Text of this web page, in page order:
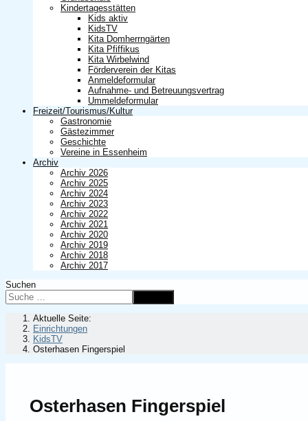
Kindertagesstätten
Kids aktiv
KidsTV
Kita Domherrngärten
Kita Pfiffikus
Kita Wirbelwind
Förderverein der Kitas
Anmeldeformular
Aufnahme- und Betreuungsvertrag
Ummeldeformular
Freizeit/Tourismus/Kultur
Gastronomie
Gästezimmer
Geschichte
Vereine in Essenheim
Archiv
Archiv 2026
Archiv 2025
Archiv 2024
Archiv 2023
Archiv 2022
Archiv 2021
Archiv 2020
Archiv 2019
Archiv 2018
Archiv 2017
Suchen
Aktuelle Seite:
Einrichtungen
KidsTV
Osterhasen Fingerspiel
Osterhasen Fingerspiel